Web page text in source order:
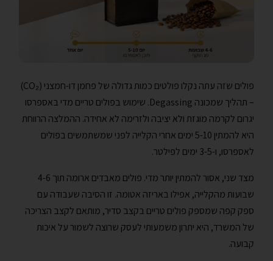
פולים שזה עתה נקלו פולטים כמות גדולה של פחמן דו-חמצני (CO₂)
– תהליך שמכונה Degassing. שימוש בפולים טריים מדי באספרסו
יגרום לקרמה מוגזת ולא יציבה ולזרימה לא אחידה. ההמלצה הרווחת
היא להמתין 5-10 ימים אחרי הקלייה לפני שמשתמשים בפולים
לאספרסו, ו-3-5 ימים לפילטר.
מצד שני, אסור להמתין יותר מדי. פולים מאבדים ארומה תוך 4-6
שבועות מהקלייה, אפילו באריזה אטומה. זו הסיבה שעבודה עם
ספק קפה שמספק פולים טריים בקצב סדיר, מותאם לקצב הצריכה
של המשרד, היא יתרון משמעותי לעסק שרוצה לשמור על איכות
קבועה.